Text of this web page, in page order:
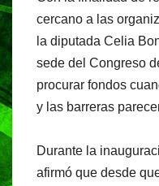
c
e
b
o
o
at
s
A
p
p
cercano a las
la diputada Celia
sede del Congreso
procurar fondos
y las barreras
Durante la
afirmó que desde